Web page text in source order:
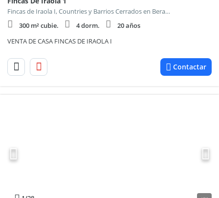
Fincas de Iraola I, Countries y Barrios Cerrados en Berazategui
300 m² cubie.
4 dorm.
20 años
VENTA DE CASA FINCAS DE IRAOLA I
Contactar